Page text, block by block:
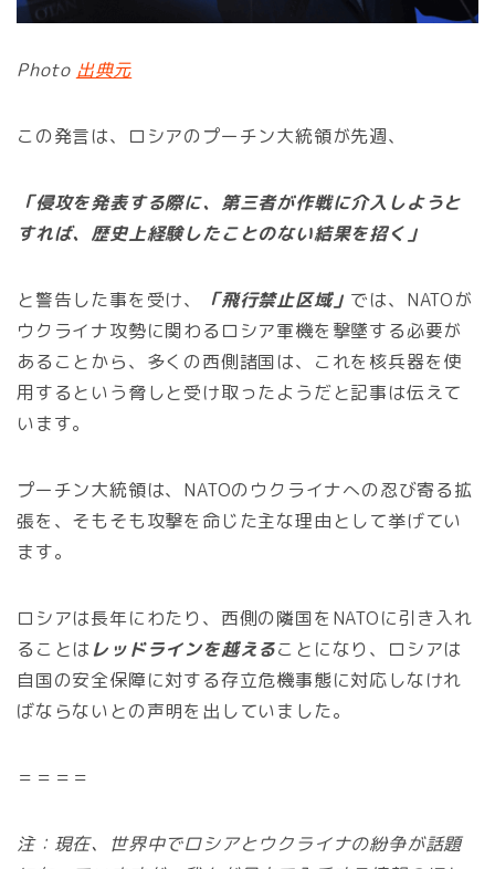
Photo 出典元
この発言は、ロシアのプーチン大統領が先週、
「侵攻を発表する際に、第三者が作戦に介入しようと
すれば、歴史上経験したことのない結果を招く」
と警告した事を受け、 「飛行禁止区域」 では、NATOが
ウクライナ攻勢に関わるロシア軍機を撃墜する必要が
あることから、多くの西側諸国は、これを核兵器を使
用するという脅しと受け取ったようだと記事は伝えて
います。
プーチン大統領は、NATOのウクライナへの忍び寄る拡
張を、そもそも攻撃を命じた主な理由として挙げてい
ます。
ロシアは長年にわたり、西側の隣国をNATOに引き入れ
ることはレッドラインを越えることになり、ロシアは
自国の安全保障に対する存立危機事態に対応しなけれ
ばならないとの声明を出していました。
＝＝＝＝
注：現在、世界中でロシアとウクライナの紛争が話題